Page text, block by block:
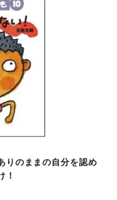
りのままの自分を認め
！